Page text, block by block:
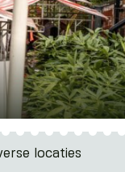
locaties